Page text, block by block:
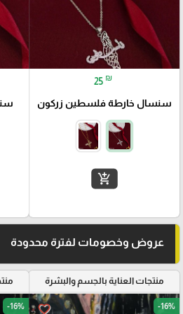
25 ₪
سنسال خارطة فلسطين زركون
add_shopping_cart
عروض وخصومات لفترة محدودة
منتجات العناية بالجسم والبشرة
favorite_border -16%
-16%